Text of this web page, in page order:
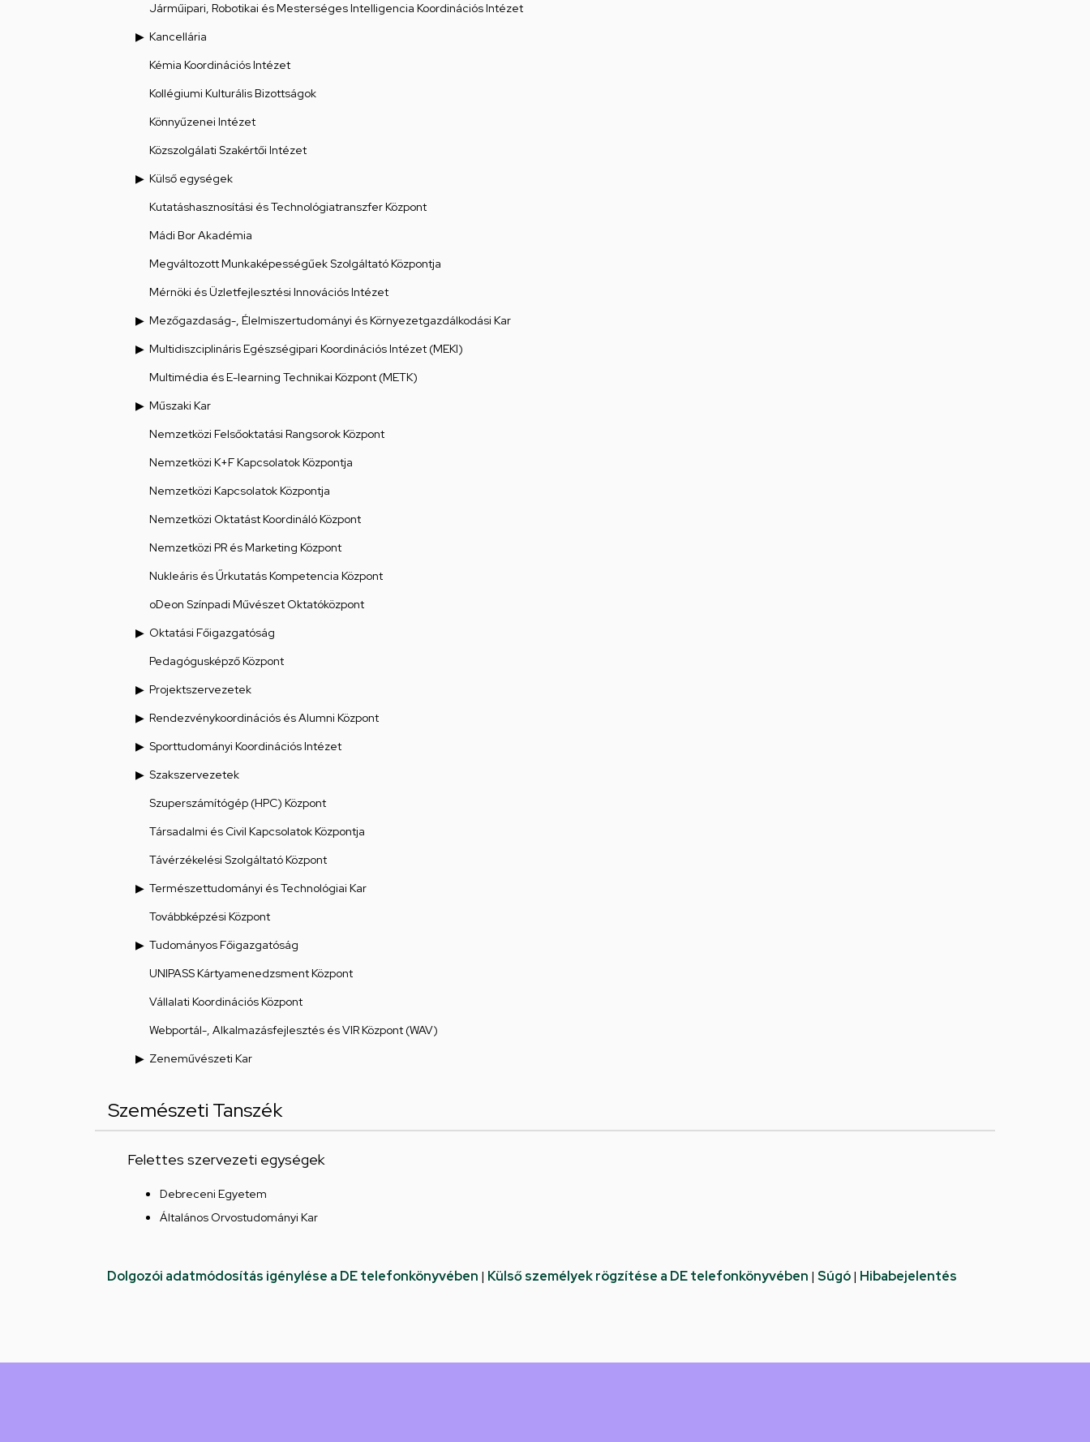
Járműipari, Robotikai és Mesterséges Intelligencia Koordinációs Intézet
Kancellária
Kémia Koordinációs Intézet
Kollégiumi Kulturális Bizottságok
Könnyűzenei Intézet
Közszolgálati Szakértői Intézet
Külső egységek
Kutatáshasznosítási és Technológiatranszfer Központ
Mádi Bor Akadémia
Megváltozott Munkaképességűek Szolgáltató Központja
Mérnöki és Üzletfejlesztési Innovációs Intézet
Mezőgazdaság-, Élelmiszertudományi és Környezetgazdálkodási Kar
Multidiszciplináris Egészségipari Koordinációs Intézet (MEKI)
Multimédia és E-learning Technikai Központ (METK)
Műszaki Kar
Nemzetközi Felsőoktatási Rangsorok Központ
Nemzetközi K+F Kapcsolatok Központja
Nemzetközi Kapcsolatok Központja
Nemzetközi Oktatást Koordináló Központ
Nemzetközi PR és Marketing Központ
Nukleáris és Űrkutatás Kompetencia Központ
oDeon Színpadi Művészet Oktatóközpont
Oktatási Főigazgatóság
Pedagógusképző Központ
Projektszervezetek
Rendezvénykoordinációs és Alumni Központ
Sporttudományi Koordinációs Intézet
Szakszervezetek
Szuperszámítógép (HPC) Központ
Társadalmi és Civil Kapcsolatok Központja
Távérzékelési Szolgáltató Központ
Természettudományi és Technológiai Kar
Továbbképzési Központ
Tudományos Főigazgatóság
UNIPASS Kártyamenedzsment Központ
Vállalati Koordinációs Központ
Webportál-, Alkalmazásfejlesztés és VIR Központ (WAV)
Zeneművészeti Kar
Szemészeti Tanszék
Felettes szervezeti egységek
Debreceni Egyetem
Általános Orvostudományi Kar
Dolgozói adatmódosítás igénylése a DE telefonkönyvében | Külső személyek rögzítése a DE telefonkönyvében | Súgó| Hibabejelentés